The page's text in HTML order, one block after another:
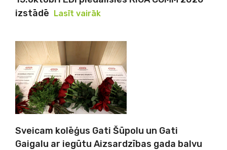
izstādē Lasīt vairāk
Sveicam kolēģus Gati Šūpolu un Gati
Gaigalu ar iegūtu Aizsardzības gada balvu